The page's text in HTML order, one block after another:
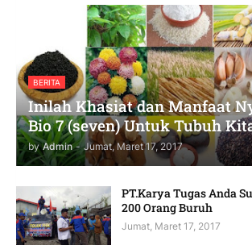
BERITA
Inilah Khasiat dan Manfaat
Bio 7 (seven) Untuk Tubuh
by Admin - Jumat, Maret 17, 2017
PT.Karya Tugas Anda
200 Orang Buruh
Jumat, Maret 17, 2017